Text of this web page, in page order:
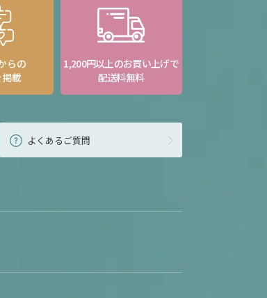
らの
載
1,200円以上のお買い上げで
配送料無料
よくあるご質問